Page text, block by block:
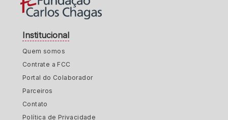
Institucional
Quem somos
Contrate a FCC
Portal do Colaborador
Parceiros
Contato
Política de Privacidade